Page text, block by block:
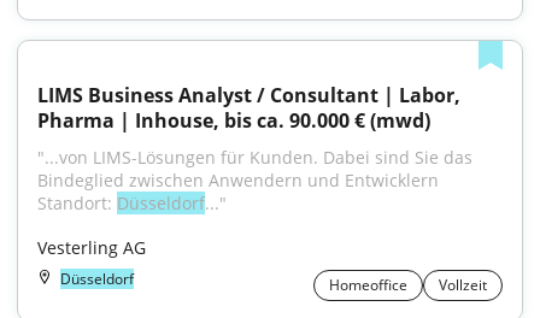
LIMS Business Analyst / Consultant | Labor,
Pharma | Inhouse, bis ca. 90.000 € (mwd)
"...von LIMS-Lösungen für Kunden. Dabei sind Sie das
Bindeglied zwischen Anwendern und Entwicklern
Standort: Düsseldorf..."
Vesterling AG
Düsseldorf Homeoffice Vollzeit